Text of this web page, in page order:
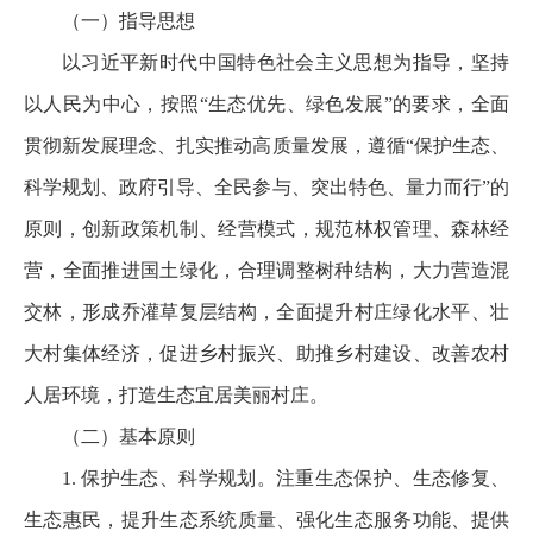
（一）指导思想
以习近平新时代中国特色社会主义思想为指导，坚持
以人民为中心，按照“生态优先、绿色发展”的要求，全面
贯彻新发展理念、扎实推动高质量发展，遵循“保护生态、
科学规划、政府引导、全民参与、突出特色、量力而行”的
原则，创新政策机制、经营模式，规范林权管理、森林经
营，全面推进国土绿化，合理调整树种结构，大力营造混
交林，形成乔灌草复层结构，全面提升村庄绿化水平、壮
大村集体经济，促进乡村振兴、助推乡村建设、改善农村
人居环境，打造生态宜居美丽村庄。
（二）基本原则
1. 保护生态、科学规划。注重生态保护、生态修复、
生态惠民，提升生态系统质量、强化生态服务功能、提供